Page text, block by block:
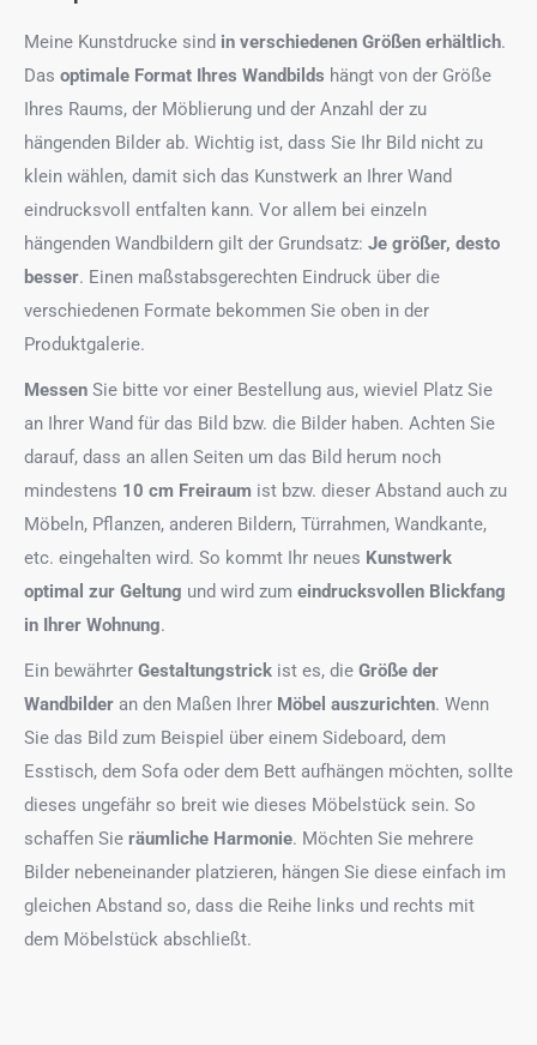
Meine Kunstdrucke sind in verschiedenen Größen erhältlich.
Das optimale Format Ihres Wandbilds hängt von der Größe
Ihres Raums, der Möblierung und der Anzahl der zu
hängenden Bilder ab. Wichtig ist, dass Sie Ihr Bild nicht zu
klein wählen, damit sich das Kunstwerk an Ihrer Wand
eindrucksvoll entfalten kann. Vor allem bei einzeln
hängenden Wandbildern gilt der Grundsatz: Je größer, desto
besser. Einen maßstabsgerechten Eindruck über die
verschiedenen Formate bekommen Sie oben in der
Produktgalerie.
Messen Sie bitte vor einer Bestellung aus, wieviel Platz Sie
an Ihrer Wand für das Bild bzw. die Bilder haben. Achten Sie
darauf, dass an allen Seiten um das Bild herum noch
mindestens 10 cm Freiraum ist bzw. dieser Abstand auch zu
Möbeln, Pflanzen, anderen Bildern, Türrahmen, Wandkante,
etc. eingehalten wird. So kommt Ihr neues Kunstwerk
optimal zur Geltung und wird zum eindrucksvollen Blickfang
in Ihrer Wohnung.
Ein bewährter Gestaltungstrick ist es, die Größe der
Wandbilder an den Maßen Ihrer Möbel auszurichten. Wenn
Sie das Bild zum Beispiel über einem Sideboard, dem
Esstisch, dem Sofa oder dem Bett aufhängen möchten, sollte
dieses ungefähr so breit wie dieses Möbelstück sein. So
schaffen Sie räumliche Harmonie. Möchten Sie mehrere
Bilder nebeneinander platzieren, hängen Sie diese einfach im
gleichen Abstand so, dass die Reihe links und rechts mit
dem Möbelstück abschließt.